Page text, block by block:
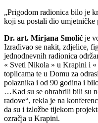
„Prigodom radionica bilo je
koji su postali dio umjetničke
Dr. art. Mirjana Smolić je
Izrađivao se nakit, zdjelice,
jednodnevnih radionica
« Sveti Nikola » u Krapini i
toplicama te u Domu za
polaznika i od 90 godina i
…Kad su se ohrabrili bili su
radove“, rekla je na
da su i izložbe tijekom
ozračja u Krapini.